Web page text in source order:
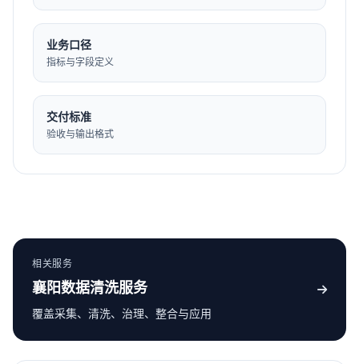
业务口径
指标与字段定义
交付标准
验收与输出格式
相关服务
襄阳数据清洗服务
覆盖采集、清洗、治理、整合与应用